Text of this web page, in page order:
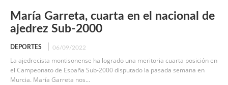
María Garreta, cuarta en el nacional de
ajedrez Sub-2000
DEPORTES 06/09/2022
La ajedrecista montisonense ha logrado una meritoria cuarta posición en
el Campeonato de España Sub-2000 disputado la pasada semana en
Murcia. María Garreta nos...